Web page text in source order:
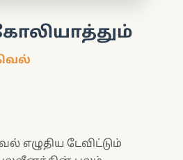
எழுதிய டேவிட்டும்